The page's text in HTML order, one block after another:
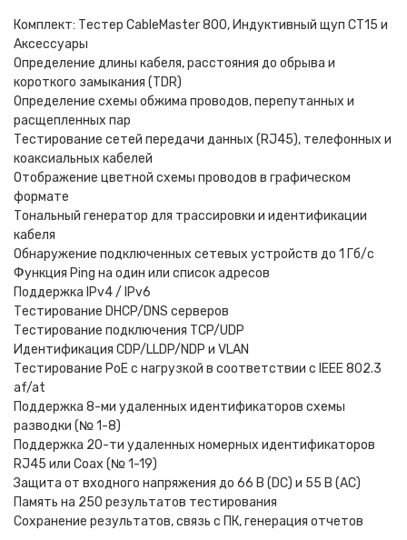
Комплект: Тестер CableMaster 800, Индуктивный щуп CT15 и
Аксессуары
Определение длины кабеля, расстояния до обрыва и
короткого замыкания (TDR)
Определение схемы обжима проводов, перепутанных и
расщепленных пар
Тестирование сетей передачи данных (RJ45), телефонных и
коаксиальных кабелей
Отображение цветной схемы проводов в графическом
формате
Тональный генератор для трассировки и идентификации
кабеля
Обнаружение подключенных сетевых устройств до 1 Гб/с
Функция Ping на один или список адресов
Поддержка IPv4 / IPv6
Тестирование DHCP/DNS серверов
Тестирование подключения TCP/UDP
Идентификация CDP/LLDP/NDP и VLAN
Тестирование PoE с нагрузкой в соответствии с IEEE 802.3
af/at
Поддержка 8-ми удаленных идентификаторов схемы
разводки (№ 1-8)
Поддержка 20-ти удаленных номерных идентификаторов
RJ45 или Coax (№ 1-19)
Защита от входного напряжения до 66 В (DC) и 55 В (AC)
Память на 250 результатов тестирования
Сохранение результатов, связь с ПК, генерация отчетов